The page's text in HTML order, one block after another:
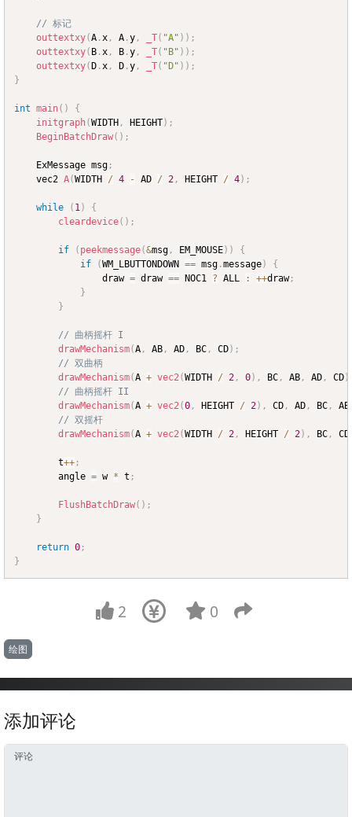
// 标记
outtextxy(A .x , A .y , _T( "A" ) ) ;
outtextxy( B .x , B .y , _T( "B" ) ) ;
outtextxy( D .x , D .y , _T( "D" ) ) ;
}
int main( )
{
initgraph(WIDTH , HEIGHT) ;
BeginBatchDraw( ) ;
	ExMessage msg
;
	vec2
A(WIDTH / 4 - AD / 2 , HEIGHT / 4) ;
while ( 1)
{
cleardevice( ) ;
if ( peekmessage(&msg , EM_MOUSE) )
{
if
(WM_LBUTTONDOWN == msg .message)
{
				draw
= draw == NOC1 ? ALL : ++draw;
}
}
// 曲柄摇杆 I
drawMechanism(A , AB , AD , BC , CD) ;
// 双曲柄
drawMechanism(A + vec2(WIDTH / 2 , 0) , BC , AB , AD , CD)
// 曲柄摇杆 II
drawMechanism(A + vec2(0 , HEIGHT / 2) , CD , AD , BC , AB
// 双摇杆
drawMechanism(A + vec2(WIDTH / 2 , HEIGHT / 2) , BC , CD
		t
++ ;
		angle
= w * t ;
FlushBatchDraw( ) ;
}
return 0 ;
}
2 0
绘图
添加评论